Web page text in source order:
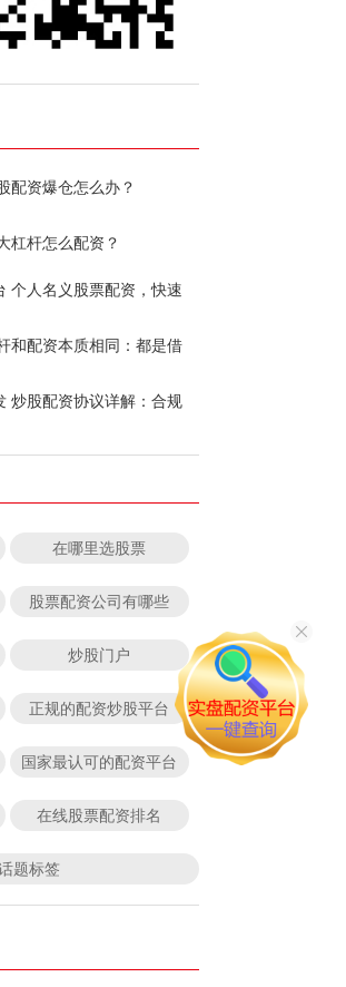
配资爆仓怎么办？
杠杆怎么配资？
个人名义股票配资，快速
和配资本质相同：都是借
炒股配资协议详解：合规
在哪里选股票
股票配资公司有哪些
炒股门户
正规的配资炒股平台
国家最认可的配资平台
在线股票配资排名
题标签